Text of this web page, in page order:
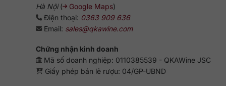
Hà Nội( Google Maps)
Điện thoại: 0363 909 636
Email: sales@qkawine.com
Chứng nhận kinh doanh
Mã số doanh nghiệp: 0110385539 - QKAWine JSC
Giấy phép bán lẻ rượu: 04/GP-UBND